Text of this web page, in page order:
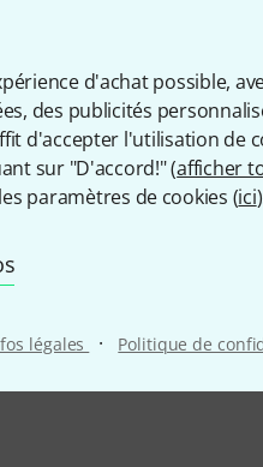
d'achat possible,
des publicités
d'accepter l'utilisation de
sur "D'accord!" (afficher
paramètres de cookies (ici
légales · Politique de